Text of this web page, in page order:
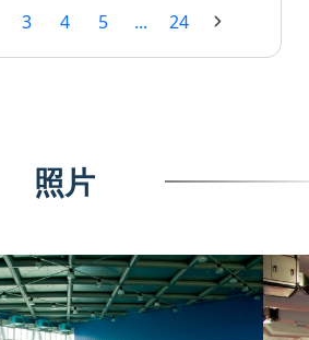
3 4 5 ... 24
照片